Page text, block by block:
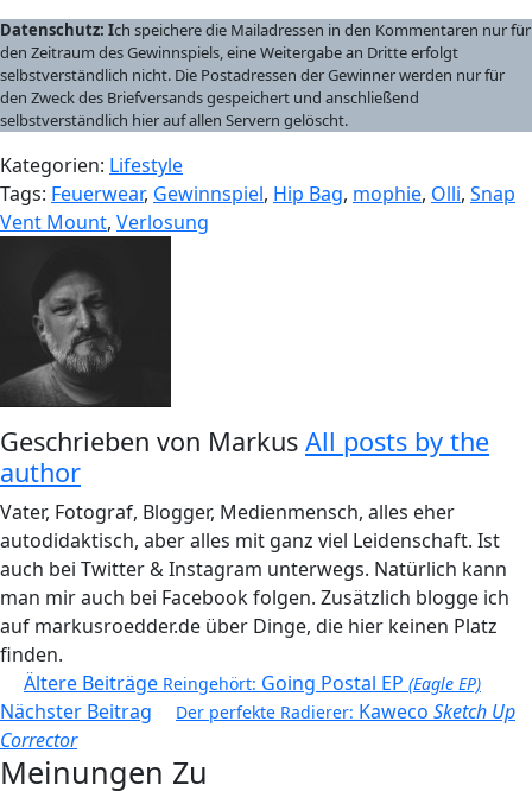
Datenschutz: Ich speichere die Mailadressen in den Kommentaren nur für
den Zeitraum des Gewinnspiels, eine Weitergabe an Dritte erfolgt
selbstverständlich nicht. Die Postadressen der Gewinner werden nur für
den Zweck des Briefversands gespeichert und anschließend
selbstverständlich hier auf allen Servern gelöscht.
Kategorien: Lifestyle
Tags: Feuerwear, Gewinnspiel, Hip Bag, mophie, Olli, Snap
Vent Mount, Verlosung
Geschrieben von Markus All posts by the
author
Vater, Fotograf, Blogger, Medienmensch, alles eher
autodidaktisch, aber alles mit ganz viel Leidenschaft. Ist
auch bei Twitter & Instagram unterwegs. Natürlich kann
man mir auch bei Facebook folgen. Zusätzlich blogge ich
auf markusroedder.de über Dinge, die hier keinen Platz
finden.
Beitragsnavigation
Ältere Beiträge Reingehört: Going Postal EP (Eagle EP)
Nächster Beitrag Der perfekte Radierer: Kaweco Sketch Up
Corrector
Meinungen Zu